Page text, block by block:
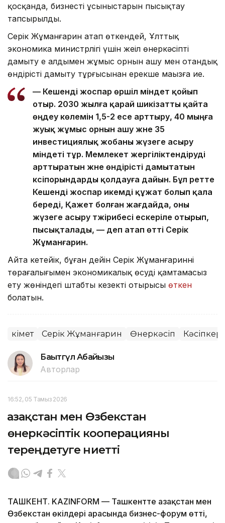
қосқанда, бизнестің ұсыныстарын пысықтау
тапсырылды.
Серік Жұманғарин атап өткендей, Ұлттық
экономика министрлігі үшін жеңіл өнеркәсіпті
дамыту ең алдымен жұмыс орнын ашу мен отандық
өндірісті дамыту тұрғысынан ерекше маңызға ие.
— Кешенді жоспар өршіл міндет қойып
отыр. 2030 жылға қарай шикізатты қайта
өңдеу көлемін 1,5-2 есе арттыру, 40 мыңға
жуық жұмыс орнын ашу және 35
инвестициялық жобаны жүзеге асыру
міндеті тұр. Мемлекет жергіліктендіруді
арттыратын және өндірісті дамытатын
кәсіпорындарды қолдауға дайын. Бұл ретте
Кешенді жоспар икемді құжат болып қала
береді, Қажет болған жағдайда, оны
жүзеге асыру тәжірибесі ескеріле отырып,
пысықталады, — деп атап өтті Серік
Жұманғарин.
Айта кетейік, бұған дейін Серік Жұманғариннің
төрағалығымен экономикалық өсуді қамтамасыз
ету жөніндегі штабтың кезекті отырысы өткен
болатын.
Үкімет Серік Жұманғарин Өнеркәсіп
Бақытгүл Абайқызы
Авторлар
16:52, 05 Тамыз 2026
Қазақстан мен Өзбекстан
өнеркәсіптік кооперацияны
тереңдетуге ниетті
ТАШКЕНТ. KAZINFORM — Ташкентте Қазақстан мен
Өзбекстан өкілдері арасында бизнес-форум өтті,